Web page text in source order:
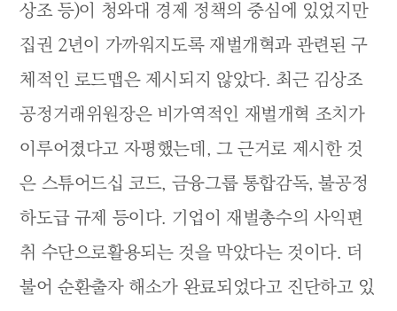
상조 등)이 청와대 경제 정책의 중심에 있었지만
집권 2년이 가까워지도록 재벌개혁과 관련된 구
체적인 로드맵은 제시되지 않았다. 최근 김상조
공정거래위원장은 비가역적인 재벌개혁 조치가
이루어졌다고 자평했는데, 그 근거로 제시한 것
은 스튜어드십 코드, 금융그룹 통합감독, 불공정
하도급 규제 등이다. 기업이 재벌총수의 사익편
취 수단으로활용되는 것을 막았다는 것이다. 더
불어 순환출자 해소가 완료되었다고 진단하고 있